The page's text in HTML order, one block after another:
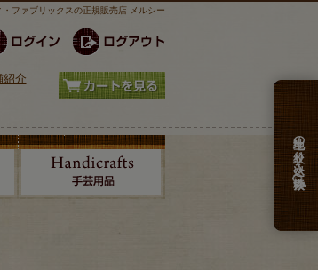
・ファブリックスの正規販売店 メルシー
紹介
生地の絞り込み検索